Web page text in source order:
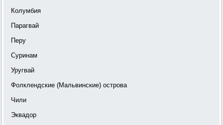
Колумбия
Парагвай
Перу
Суринам
Уругвай
Фолклендские (Мальвинские) острова
Чили
Эквадор